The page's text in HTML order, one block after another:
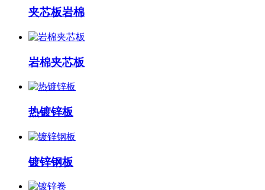
夹芯板岩棉
岩棉夹芯板
热镀锌板
镀锌钢板